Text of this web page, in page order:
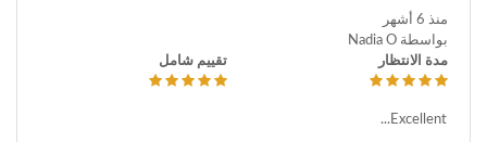
منذ 6 أشهر
بواسطة Nadia O
مدة الانتظار
تقييم شامل
Excellent...